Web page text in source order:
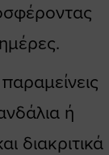
ή
διακριτικά